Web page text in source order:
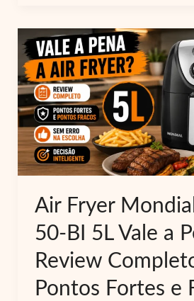
AF-
30-
I
3.5L
é
Boa?
Compacta,
Prática
Sem
Desperdício
Air Fryer
50-BI 5L Vale a
Review
Pontos Fortes e